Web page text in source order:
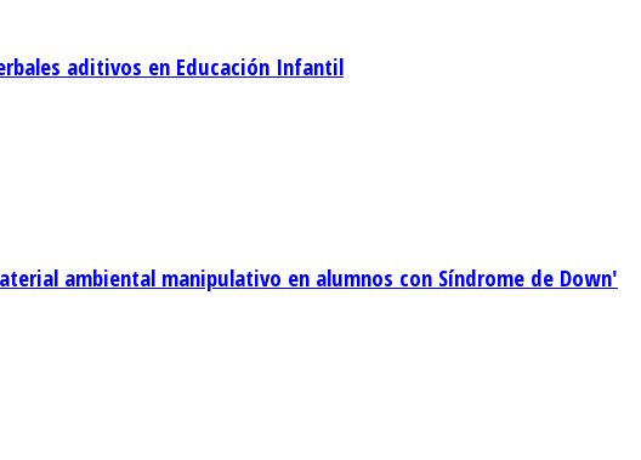
aditivos en Educación Infantil
ambiental manipulativo en alumnos con Síndrome de Down'